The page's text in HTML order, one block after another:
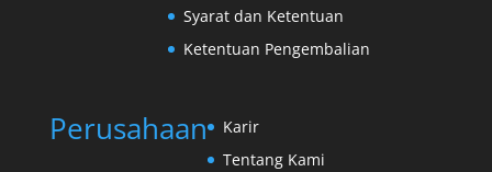
Syarat dan Ketentuan
Ketentuan Pengembalian
Perusahaan
Karir
Tentang Kami